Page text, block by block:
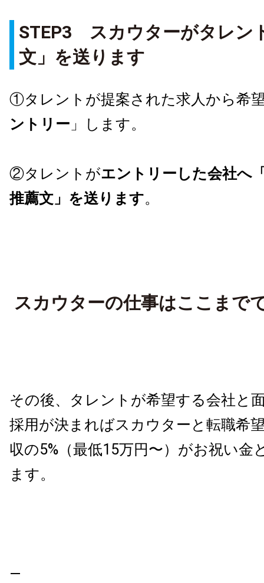
STEP3 スカウターがタレン
文」を送ります
①タレントが提案された求人から希
ントリー 」します。
②タレントがエントリーした会社へ
推薦文」を送ります。
スカウターの仕事はここまで
その後、タレントが希望する会社と
採用が決まればスカウターと転職希
収の5%（最低15万円〜）がお祝い金
ます。
—